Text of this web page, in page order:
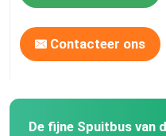
Contacteer ons
De fijne Spuitbus van